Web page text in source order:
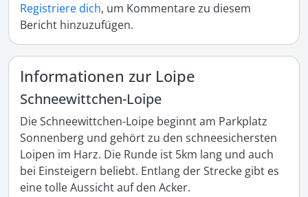
Registriere dich, um Kommentare zu diesem
Bericht hinzuzufügen.
Informationen zur Loipe
Schneewittchen-Loipe
Die Schneewittchen-Loipe beginnt am Parkplatz
Sonnenberg und gehört zu den schneesichersten
Loipen im Harz. Die Runde ist 5km lang und auch
bei Einsteigern beliebt. Entlang der Strecke gibt es
eine tolle Aussicht auf den Acker.